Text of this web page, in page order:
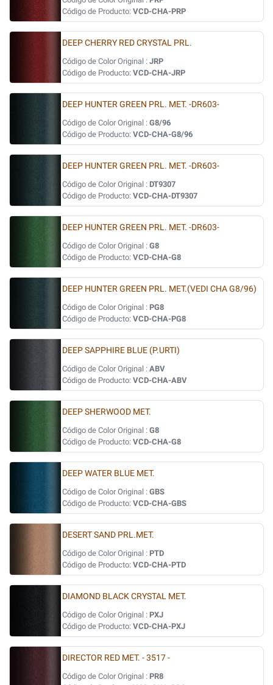
Código de Producto: VCD-CHA-PRP
DEEP CHERRY RED CRYSTAL PRL.
Código de Color Original : JRP
Código de Producto: VCD-CHA-JRP
DEEP HUNTER GREEN PRL. MET. -DR603-
Código de Color Original : G8/96
Código de Producto: VCD-CHA-G8/96
DEEP HUNTER GREEN PRL. MET. -DR603-
Código de Color Original : DT9307
Código de Producto: VCD-CHA-DT9307
DEEP HUNTER GREEN PRL. MET. -DR603-
Código de Color Original : G8
Código de Producto: VCD-CHA-G8
DEEP HUNTER GREEN PRL. MET.(VEDI CHA G8/96)
Código de Color Original : PG8
Código de Producto: VCD-CHA-PG8
DEEP SAPPHIRE BLUE (P.URTI)
Código de Color Original : ABV
Código de Producto: VCD-CHA-ABV
DEEP SHERWOOD MET.
Código de Color Original : G8
Código de Producto: VCD-CHA-G8
DEEP WATER BLUE MET.
Código de Color Original : GBS
Código de Producto: VCD-CHA-GBS
DESERT SAND PRL.MET.
Código de Color Original : PTD
Código de Producto: VCD-CHA-PTD
DIAMOND BLACK CRYSTAL MET.
Código de Color Original : PXJ
Código de Producto: VCD-CHA-PXJ
DIRECTOR RED MET. - 3517 -
Código de Color Original : PR8